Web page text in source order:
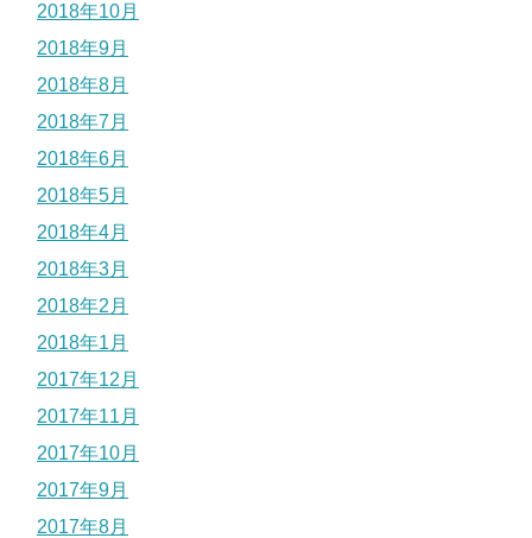
2018年10月
2018年9月
2018年8月
2018年7月
2018年6月
2018年5月
2018年4月
2018年3月
2018年2月
2018年1月
2017年12月
2017年11月
2017年10月
2017年9月
2017年8月